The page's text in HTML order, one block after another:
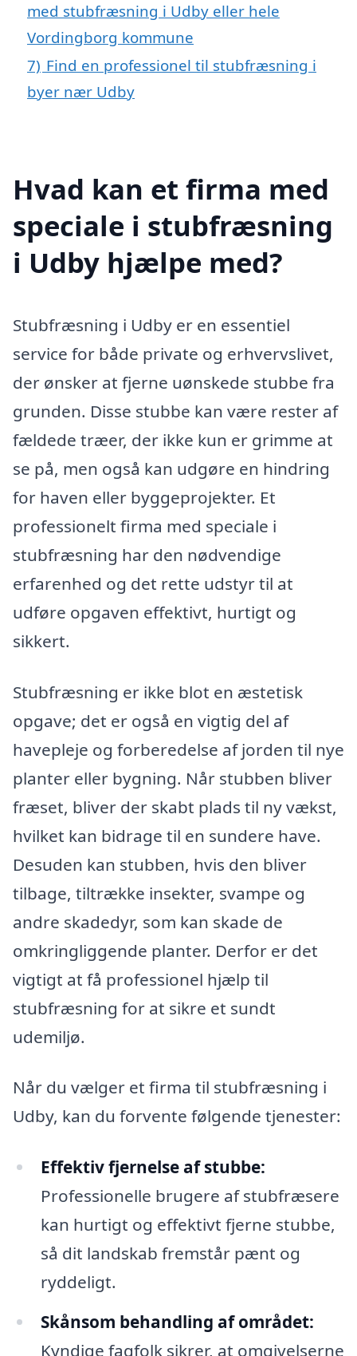
med stubfræsning i Udby eller hele
Vordingborg kommune
7) Find en professionel til stubfræsning i
byer nær Udby
Hvad kan et firma med
speciale i stubfræsning
i Udby hjælpe med?
Stubfræsning i Udby er en essentiel
service for både private og erhvervslivet,
der ønsker at fjerne uønskede stubbe fra
grunden. Disse stubbe kan være rester af
fældede træer, der ikke kun er grimme at
se på, men også kan udgøre en hindring
for haven eller byggeprojekter. Et
professionelt firma med speciale i
stubfræsning har den nødvendige
erfarenhed og det rette udstyr til at
udføre opgaven effektivt, hurtigt og
sikkert.
Stubfræsning er ikke blot en æstetisk
opgave; det er også en vigtig del af
havepleje og forberedelse af jorden til nye
planter eller bygning. Når stubben bliver
fræset, bliver der skabt plads til ny vækst,
hvilket kan bidrage til en sundere have.
Desuden kan stubben, hvis den bliver
tilbage, tiltrække insekter, svampe og
andre skadedyr, som kan skade de
omkringliggende planter. Derfor er det
vigtigt at få professionel hjælp til
stubfræsning for at sikre et sundt
udemiljø.
Når du vælger et firma til stubfræsning i
Udby, kan du forvente følgende tjenester:
Effektiv fjernelse af stubbe:
Professionelle brugere af stubfræsere
kan hurtigt og effektivt fjerne stubbe,
så dit landskab fremstår pænt og
ryddeligt.
Skånsom behandling af området:
Kyndige fagfolk sikrer, at omgivelserne